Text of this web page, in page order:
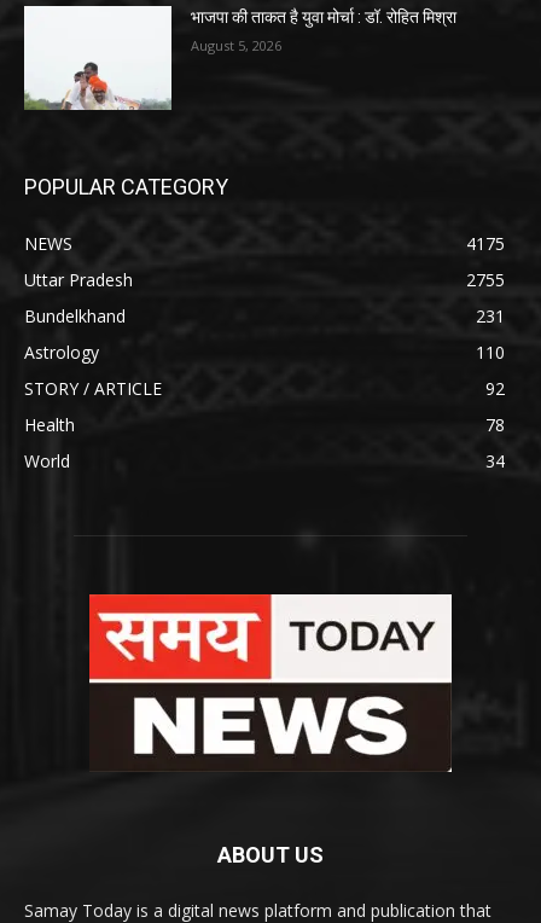
भाजपा की ताकत है युवा मोर्चा : डॉ. रोहित मिश्रा
August 5, 2026
POPULAR CATEGORY
NEWS
4175
Uttar Pradesh
2755
Bundelkhand
231
Astrology
110
STORY / ARTICLE
92
Health
78
World
34
ABOUT US
Samay Today is a digital news platform and publication that